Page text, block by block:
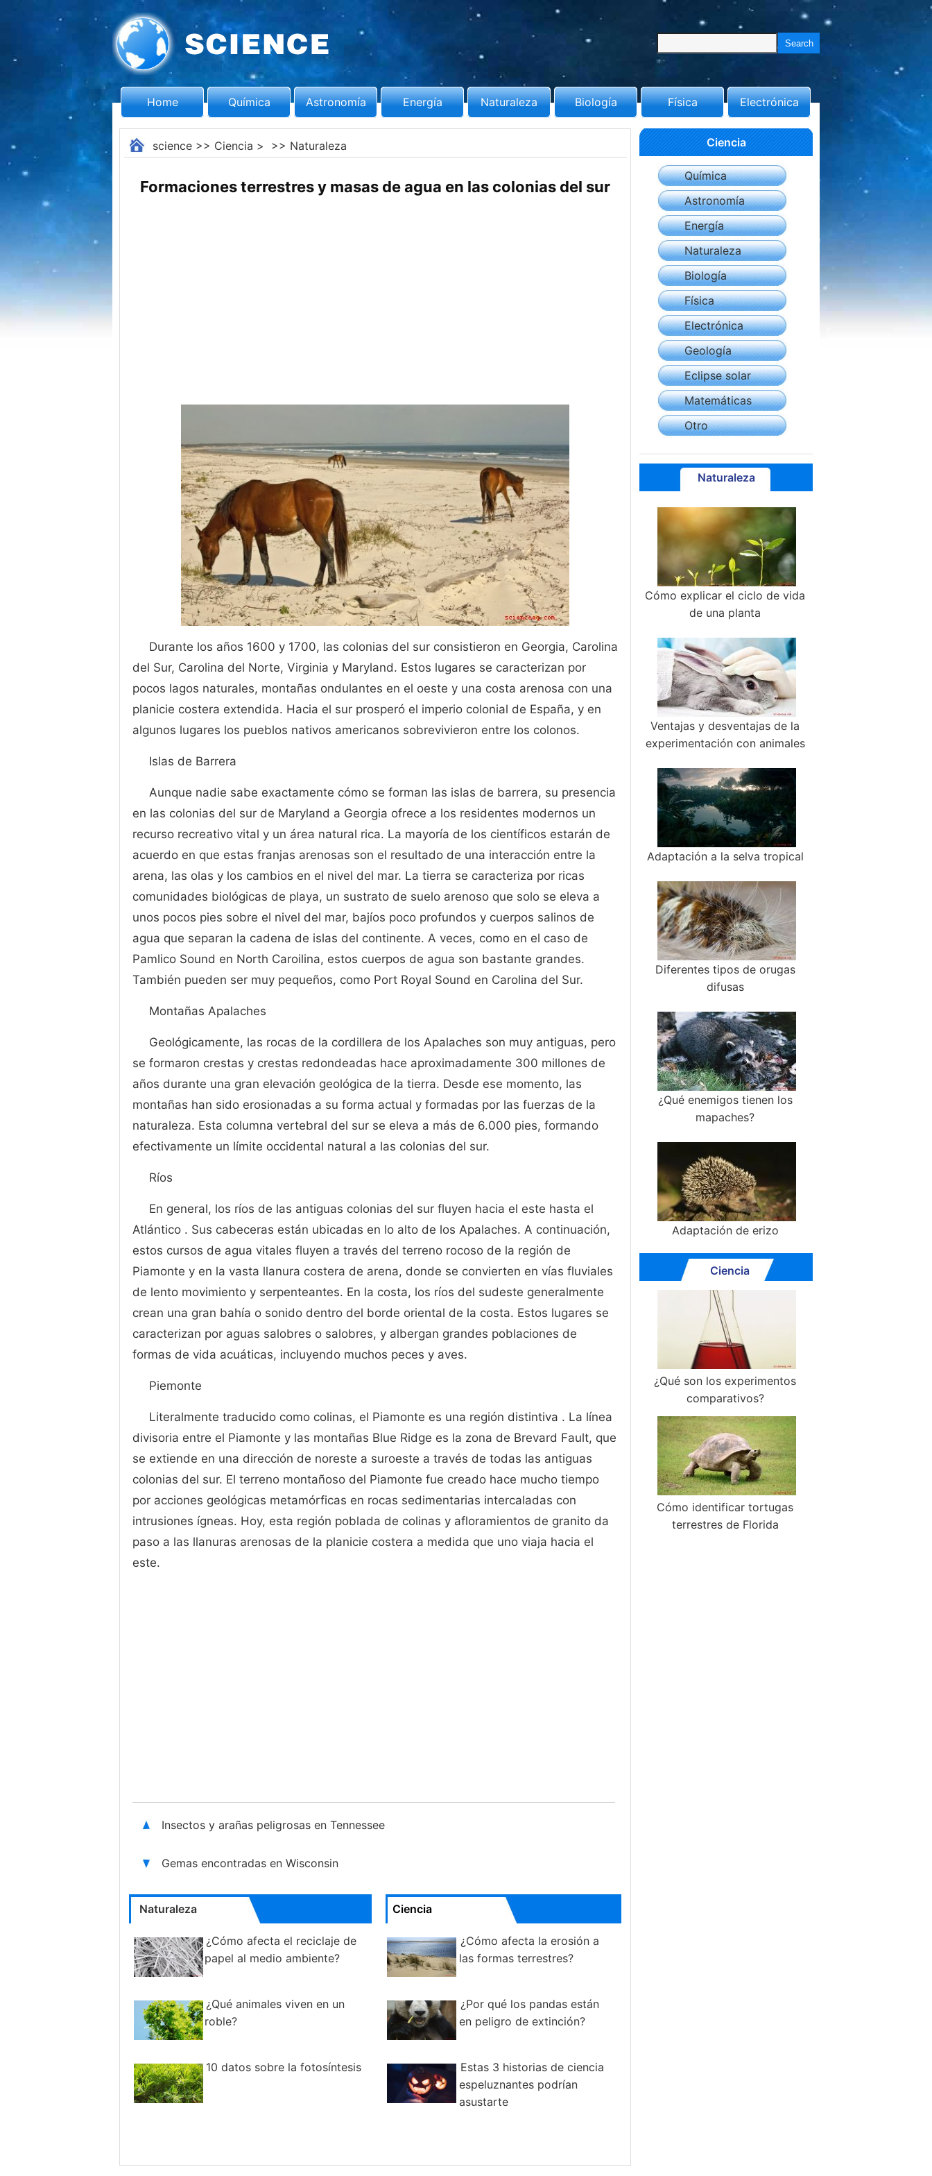
Home Química Astronomía Energía Naturaleza Biología Física Electrónica
science>> Ciencia > >> Naturaleza
Formaciones terrestres y masas de agua en las colonias del sur
Durante los años 1600 y 1700, las colonias del sur consistieron en Georgia, Carolina
del Sur, Carolina del Norte, Virginia y Maryland. Estos lugares se caracterizan por
pocos lagos naturales, montañas ondulantes en el oeste y una costa arenosa con una
planicie costera extendida. Hacia el sur prosperó el imperio colonial de España, y en
algunos lugares los pueblos nativos americanos sobrevivieron entre los colonos.
Islas de Barrera
Aunque nadie sabe exactamente cómo se forman las islas de barrera, su presencia
en las colonias del sur de Maryland a Georgia ofrece a los residentes modernos un
recurso recreativo vital y un área natural rica. La mayoría de los científicos estarán de
acuerdo en que estas franjas arenosas son el resultado de una interacción entre la
arena, las olas y los cambios en el nivel del mar. La tierra se caracteriza por ricas
comunidades biológicas de playa, un sustrato de suelo arenoso que solo se eleva a
unos pocos pies sobre el nivel del mar, bajíos poco profundos y cuerpos salinos de
agua que separan la cadena de islas del continente. A veces, como en el caso de
Pamlico Sound en North Caroilina, estos cuerpos de agua son bastante grandes.
También pueden ser muy pequeños, como Port Royal Sound en Carolina del Sur.
Montañas Apalaches
Geológicamente, las rocas de la cordillera de los Apalaches son muy antiguas, pero
se formaron crestas y crestas redondeadas hace aproximadamente 300 millones de
años durante una gran elevación geológica de la tierra. Desde ese momento, las
montañas han sido erosionadas a su forma actual y formadas por las fuerzas de la
naturaleza. Esta columna vertebral del sur se eleva a más de 6.000 pies, formando
efectivamente un límite occidental natural a las colonias del sur.
Ríos
En general, los ríos de las antiguas colonias del sur fluyen hacia el este hasta el
Atlántico . Sus cabeceras están ubicadas en lo alto de los Apalaches. A continuación,
estos cursos de agua vitales fluyen a través del terreno rocoso de la región de
Piamonte y en la vasta llanura costera de arena, donde se convierten en vías fluviales
de lento movimiento y serpenteantes. En la costa, los ríos del sudeste generalmente
crean una gran bahía o sonido dentro del borde oriental de la costa. Estos lugares se
caracterizan por aguas salobres o salobres, y albergan grandes poblaciones de
formas de vida acuáticas, incluyendo muchos peces y aves.
Piemonte
Literalmente traducido como colinas, el Piamonte es una región distintiva . La línea
divisoria entre el Piamonte y las montañas Blue Ridge es la zona de Brevard Fault, que
se extiende en una dirección de noreste a suroeste a través de todas las antiguas
colonias del sur. El terreno montañoso del Piamonte fue creado hace mucho tiempo
por acciones geológicas metamórficas en rocas sedimentarias intercaladas con
intrusiones ígneas. Hoy, esta región poblada de colinas y afloramientos de granito da
paso a las llanuras arenosas de la planicie costera a medida que uno viaja hacia el
este.
Insectos y arañas peligrosas en Tennessee
Gemas encontradas en Wisconsin
Naturaleza
¿Cómo afecta el reciclaje de
papel al medio ambiente?
¿Qué animales viven en un
roble?
10 datos sobre la fotosíntesis
Ciencia
¿Cómo afecta la erosión a
las formas terrestres?
¿Por qué los pandas están
en peligro de extinción?
Estas 3 historias de ciencia
espeluznantes podrían
asustarte
Ciencia
Química
Astronomía
Energía
Naturaleza
Biología
Física
Electrónica
Geología
Eclipse solar
Matemáticas
Otro
Naturaleza
Cómo explicar el ciclo de vida
de una planta
Ventajas y desventajas de la
experimentación con animales
Adaptación a la selva tropical
Diferentes tipos de orugas
difusas
¿Qué enemigos tienen los
mapaches?
Adaptación de erizo
Ciencia
¿Qué son los experimentos
comparativos?
Cómo identificar tortugas
terrestres de Florida